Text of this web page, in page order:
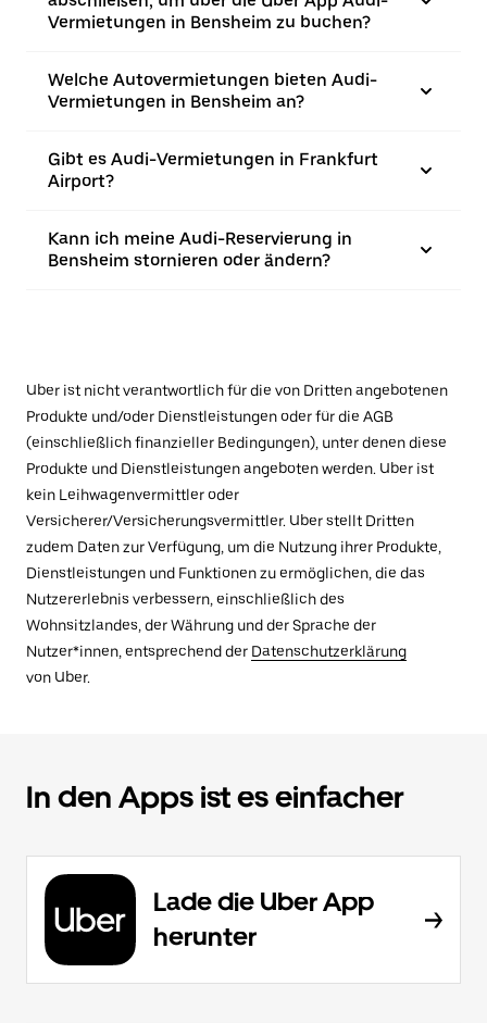
Vermietungen in Bensheim zu buchen?
Welche Autovermietungen bieten Audi-
Vermietungen in Bensheim an?
Gibt es Audi-Vermietungen in Frankfurt
Airport?
Kann ich meine Audi-Reservierung in
Bensheim stornieren oder ändern?
Uber ist nicht verantwortlich für die von Dritten angebotenen
Produkte und/oder Dienstleistungen oder für die AGB
(einschließlich finanzieller Bedingungen), unter denen diese
Produkte und Dienstleistungen angeboten werden. Uber ist
kein Leihwagenvermittler oder
Versicherer/Versicherungsvermittler. Uber stellt Dritten
zudem Daten zur Verfügung, um die Nutzung ihrer Produkte,
Dienstleistungen und Funktionen zu ermöglichen, die das
Nutzererlebnis verbessern, einschließlich des
Wohnsitzlandes, der Währung und der Sprache der
Nutzer*innen, entsprechend der Datenschutzerklärung
von Uber.
In den Apps ist es einfacher
Lade die Uber App
herunter